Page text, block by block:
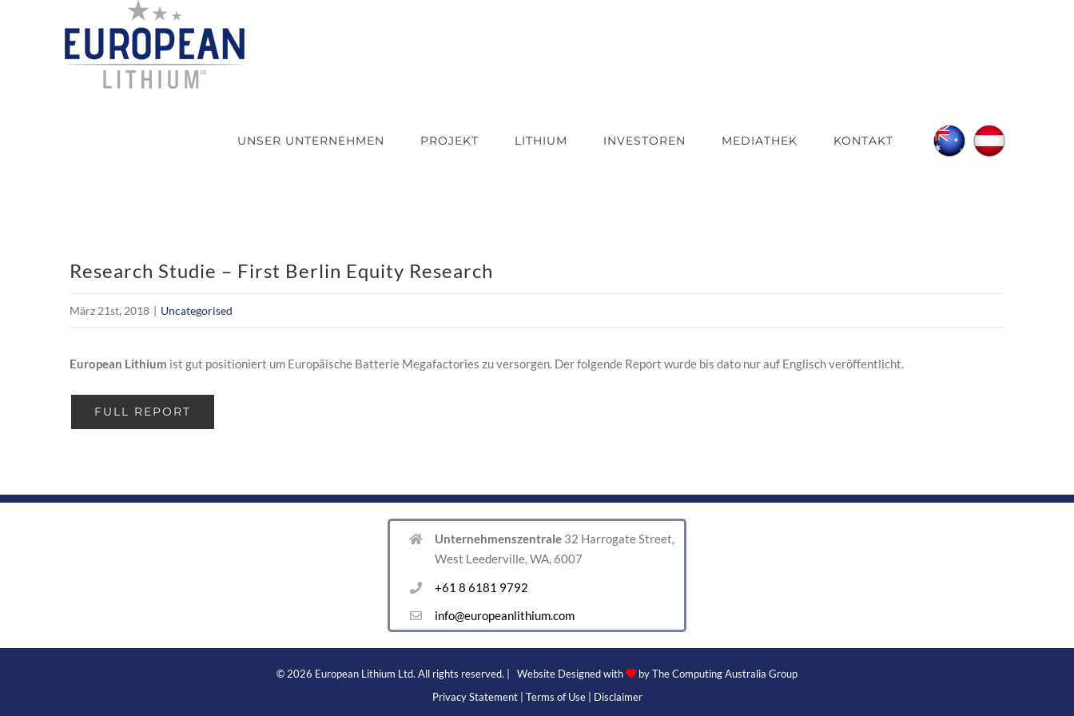
UNSER UNTERNEHMEN PROJEKT LITHIUM INVESTOREN MEDIATHEK KONTAKT
Research Studie – First Berlin Equity Research
März 21st, 2018 | Uncategorised
European Lithium ist gut positioniert um Europäische Batterie Megafactories zu versorgen. Der folgende Report wurde bis dato nur auf Englisch veröffentlicht.
FULL REPORT
Unternehmenszentrale 32 Harrogate Street,
West Leederville, WA, 6007
+61 8 6181 9792
info@europeanlithium.com
©2026 European Lithium Ltd. All rights reserved. | Website Designed with byThe Computing Australia Group
Privacy Statement| Terms of Use| Disclaimer